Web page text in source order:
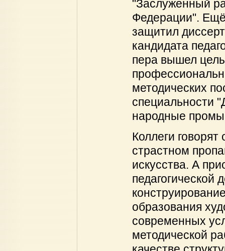
"Заслуженный
Федерации". Ещё
защитил
кандидата
пера вышел
методических
специальности
народные
Коллеги
страстном
искусства. А
педагогической
образования
современных
методической